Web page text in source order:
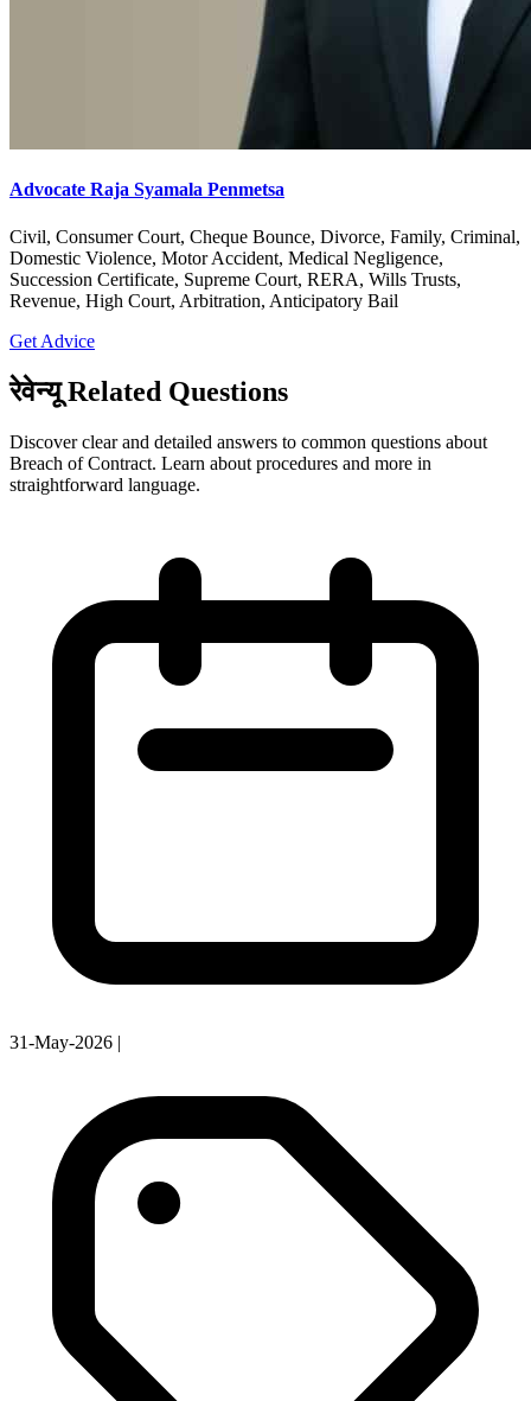
Advocate Raja Syamala Penmetsa
Civil, Consumer Court, Cheque Bounce, Divorce, Family, Criminal,
Domestic Violence, Motor Accident, Medical Negligence,
Succession Certificate, Supreme Court, RERA, Wills Trusts,
Revenue, High Court, Arbitration, Anticipatory Bail
Get Advice
रेवेन्यू Related Questions
Discover clear and detailed answers to common questions about
Breach of Contract. Learn about procedures and more in
straightforward language.
31-May-2026 |